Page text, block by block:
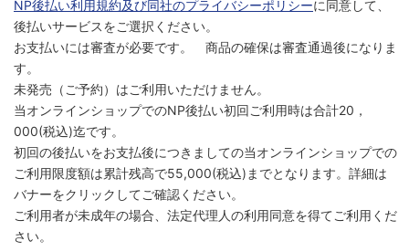
NP後払い利用規約及び同社のプライバシーポリシーに同意して、
後払いサービスをご選択ください。
お支払いには審査が必要です。 商品の確保は審査通過後になりま
す。
未発売（ご予約）はご利用いただけません。
当オンラインショップでのNP後払い初回ご利用時は合計20，
000(税込)迄です。
初回の後払いをお支払後につきましての当オンラインショップでの
ご利用限度額は累計残高で55,000(税込)までとなります。詳細は
バナーをクリックしてご確認ください。
ご利用者が未成年の場合、法定代理人の利用同意を得てご利用くだ
さい。